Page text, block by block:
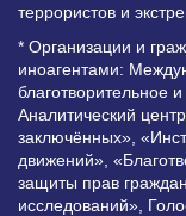
террористов и
* Организации и
иноагентами:
благотворительное
Аналитический
заключённых»,
движений»,
защиты прав
исследований»,